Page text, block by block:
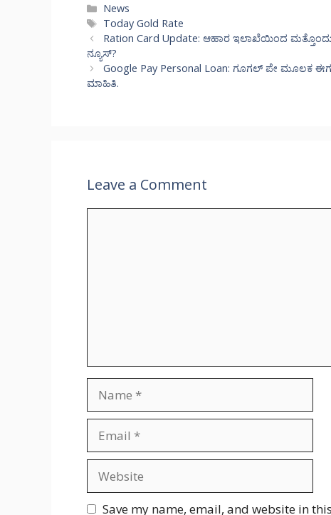
Categories
News
Tags
Today Gold Rate
Ration Card Update: ಆಹಾರ ಇಲಾಖೆಯಿಂದ
ನ್ಯೂಸ್?
Google Pay Personal Loan: ಗೂಗಲ್ ಪೇ ಮೂಲಕ
ಮಾಹಿತಿ.
Leave a Comment
Save my name, email, and website in